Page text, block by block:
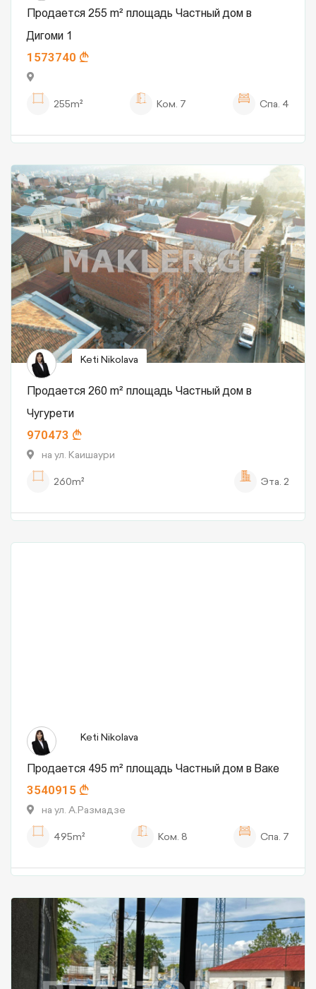
Продается 255 m² площадь Частный дом в
Дигоми 1
1573740
255m² Ком. 7 Спа. 4
Keti Nikolava
Продается 260 m² площадь Частный дом в
Чугурети
970473
на ул. Каишаури
260m²
Эта. 2
Keti Nikolava
Продается 495 m² площадь Частный дом в Ваке
3540915
на ул. А.Размадзе
495m²
Ком. 8 Спа. 7